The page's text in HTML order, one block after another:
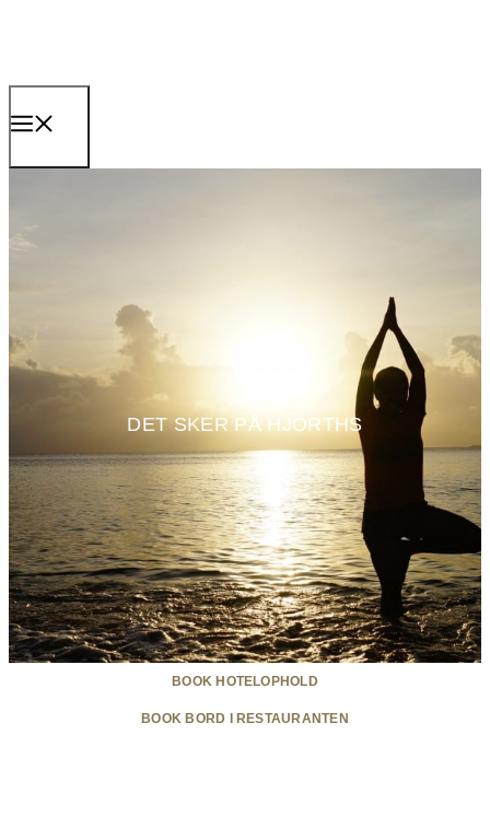
indhold
DET SKER PÅ HJORTHS
BOOK HOTELOPHOLD
BOOK BORD I RESTAURANTEN